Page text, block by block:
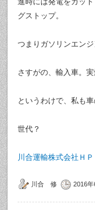
グストップ。
つまりガソリンエン
さすがの、輸入車。
というわけで、私も
世代？
川合運輸株式会社ＨＰ
川合 修 2016年